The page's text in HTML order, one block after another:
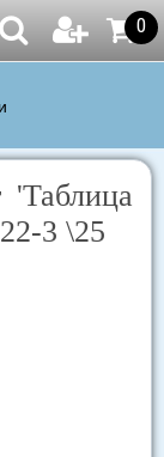
0
'Таблица
3 \25